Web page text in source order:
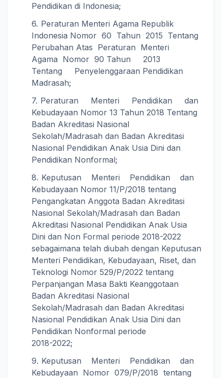
Pendidikan di Indonesia;
Peraturan Menteri Agama Republik
Indonesia Nomor 60 Tahun 2015 Tentang
Perubahan Atas Peraturan Menteri
Agama Nomor 90 Tahun 2013
Tentang Penyelenggaraan Pendidikan
Madrasah;
Peraturan Menteri Pendidikan dan
Kebudayaan Nomor 13 Tahun 2018 Tentang
Badan Akreditasi Nasional
Sekolah/Madrasah dan Badan Akreditasi
Nasional Pendidikan Anak Usia Dini dan
Pendidikan Nonformal;
Keputusan Menteri Pendidikan dan
Kebudayaan Nomor 11/P/2018 tentang
Pengangkatan Anggota Badan Akreditasi
Nasional Sekolah/Madrasah dan Badan
Akreditasi Nasional Pendidikan Anak Usia
Dini dan Non Formal periode 2018-2022
sebagaimana telah diubah dengan Keputusan
Menteri Pendidikan, Kebudayaan, Riset, dan
Teknologi Nomor 529/P/2022 tentang
Perpanjangan Masa Bakti Keanggotaan
Badan Akreditasi Nasional
Sekolah/Madrasah dan Badan Akreditasi
Nasional Pendidikan Anak Usia Dini dan
Pendidikan Nonformal periode
2018-2022;
Keputusan Menteri Pendidikan dan
Kebudayaan Nomor 079/P/2018 tentang